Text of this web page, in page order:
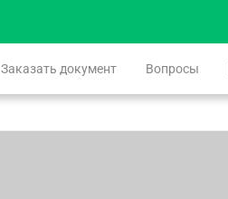
Заказать документ Вопросы